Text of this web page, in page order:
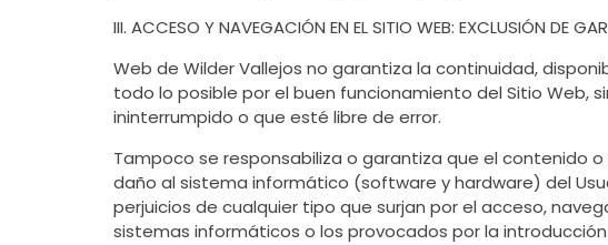
III. ACCESO Y NAVEGACIÓN EN EL SITIO WEB: EXCLUSIÓN DE
Web de Wilder Vallejos no garantiza la continuidad,
todo lo posible por el buen funcionamiento del Sitio Web,
ininterrumpido o que esté libre de error.
Tampoco se responsabiliza o garantiza que el contenido
daño al sistema informático (software y hardware) del
perjuicios de cualquier tipo que surjan por el acceso,
sistemas informáticos o los provocados por la introducción